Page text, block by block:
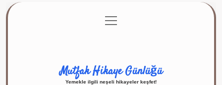
Gizlilik Politikası
menüyü
aç
Mutfak Hikaye Günlüğü
Yemekle ilgili neşeli hikayeler keşfet!